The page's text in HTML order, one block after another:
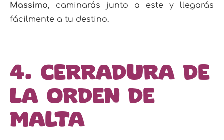
Massimo, caminarás junto a este y llegarás
fácilmente a tu destino.
4. Cerradura de
la Orden de
malta